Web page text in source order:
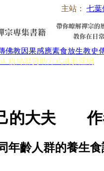
主站： 七葉
佛教因果感應素食放生教史
粉絲群贊助方式戒邪淫網
己的大夫 作
齡人群的養生食